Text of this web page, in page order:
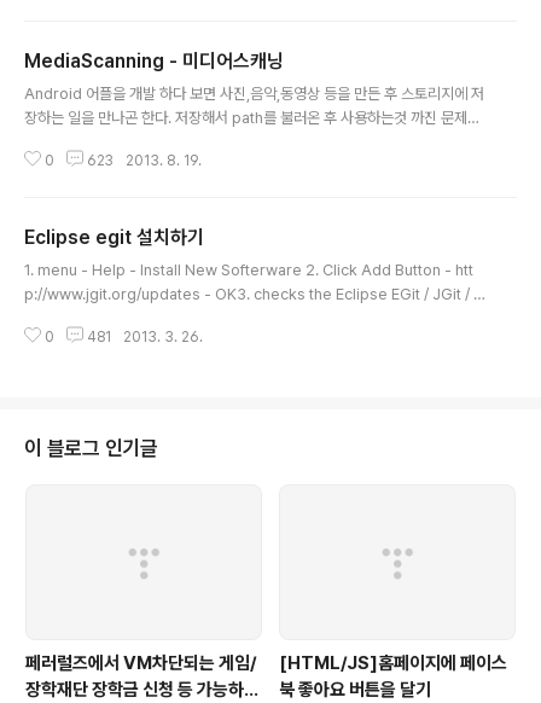
앱을 빌드할 수 있게 됨에 따라 gradle 빌드 스크립트에 아래 내용을 추가해주
면 Java 7 의 특성들을 이용하여 앱을 개발할 수 있게 되었습니다.android {
compileSdkVersion 19 bu..
MediaScanning - 미디어스캐닝
Android 어플을 개발 하다 보면 사진,음악,동영상 등을 만든 후 스토리지에 저
장하는 일을 만나곤 한다. 저장해서 path를 불러온 후 사용하는것 까진 문제가
한다. 안드로이드는 미디어를 저장한 후 미디어저장소를 갱신하는데 까지 꽤 오
blic static void mediaScanForExtStrg(Context c) { c.sendBroadca
st(new Intent(Intent.ACTION_MEDIA_MOUNTED, Uri.parse("file://"
+ Environme..
0 623 2013. 8. 19.
Eclipse egit 설치하기
1. menu - Help - Install New Softerware 2. Click Add Button - htt
p://www.jgit.org/updates - OK3. checks the Eclipse EGit / JGit / J
0 481 2013. 3. 26.
이 블로그 인기글
페러럴즈에서 VM차단되는 게임/
장학재단 장학금 신청 등 가능하게
[HTML/JS]홈페이지에 페이스
북 좋아요 버튼을 달기